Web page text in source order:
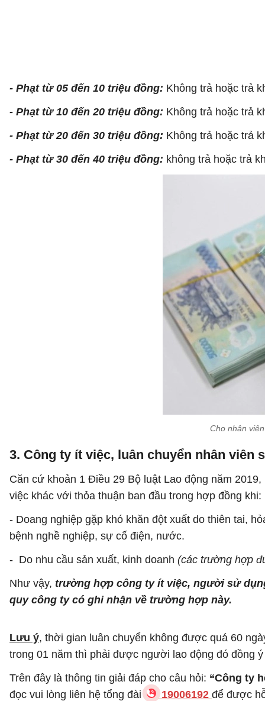
- Phạt từ 05 đến 10 triệu đồng: Không trả hoặc trả
- Phạt từ 10 đến 20 triệu đồng: Không trả hoặc trả
- Phạt từ 20 đến 30 triệu đồng: Không trả hoặc trả
- Phạt từ 30 đến 40 triệu đồng: không trả hoặc trả
Cho nhân
3. Công ty ít việc, luân chuyển nhân viên
Căn cứ khoản 1 Điều 29 Bộ luật Lao động năm
việc khác với thỏa thuận ban đầu trong hợp đồng khi:
- Doang nghiệp gặp khó khăn đột xuất do thiên tai,
bệnh nghề nghiệp, sự cố điện, nước.
- Do nhu cầu sản xuất, kinh doanh (các trường hợp
Như vậy, trường hợp công ty ít việc, người sử
quy công ty có ghi nhận về trường hợp này.
Lưu ý, thời gian luân chuyển không được quá 60
trong 01 năm thì phải được người lao động đó đồng
Trên đây là thông tin giải đáp cho câu hỏi: “Công ty
đọc vui lòng liên hệ tổng đài
19006192 để được